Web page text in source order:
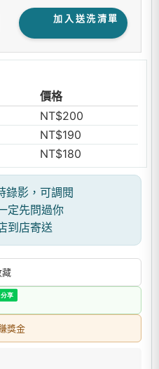
加入送洗清單
價格
NT$200
NT$190
NT$180
錄影，可調閱
定先問過你
到店寄送
藏
獎金